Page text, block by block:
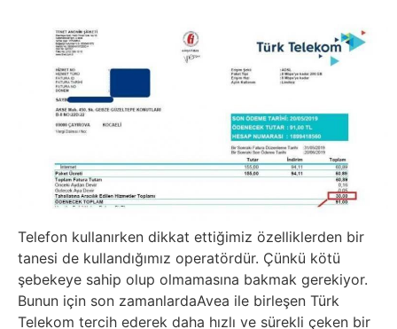
Bilgisayar
Bilim
Bitcoin
Bitkiler
Film
Diğer
Telefon kullanırken dikkat ettiğimiz özelliklerden bir
tanesi de kullandığımız operatördür. Çünkü kötü
şebekeye sahip olup olmamasına bakmak gerekiyor.
Bunun için son zamanlardaAvea ile birleşen Türk
Telekom tercih ederek daha hızlı ve sürekli çeken bir